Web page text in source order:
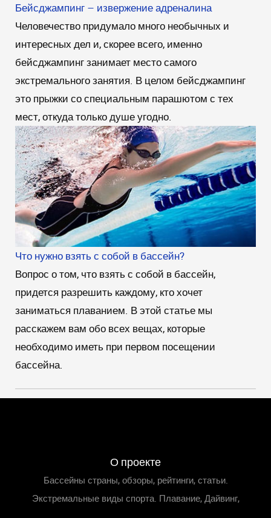
Бейсджампинг – извержение адреналина
Человечество придумало много необычных и
интересных дел и, скорее всего, именно
бейсджампинг занимает место самого
экстремального занятия. В целом бейсджампинг
это прыжки со специальным парашютом с тех
мест, откуда только душе угодно.
Что нужно взять с собой в бассейн?
Вопрос о том, что взять с собой в бассейн,
придется разрешить каждому, кто хочет
заниматься плаванием. В этой статье мы
расскажем вам обо всех вещах, которые
необходимо иметь при первом посещении
бассейна.
О проекте
Бассейны страны, обзоры, рейтинги, статьи.
Экстремальные виды спорта. Плавание, Дайвинг,